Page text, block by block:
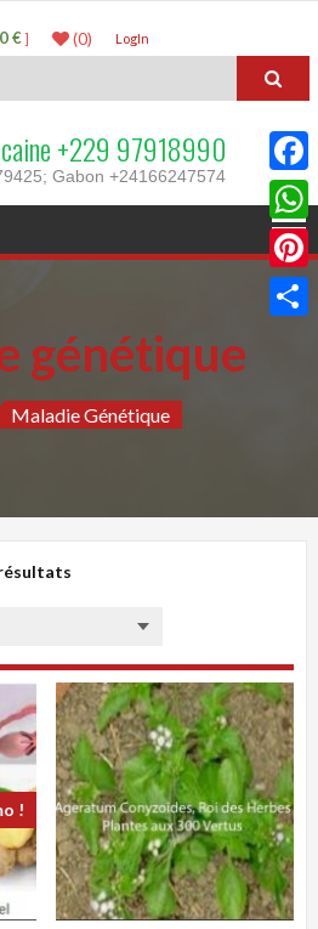
0 €] (0) LogIn
+229 97918990
Gabon +24166247574
génétique
Maladie Génétique
!